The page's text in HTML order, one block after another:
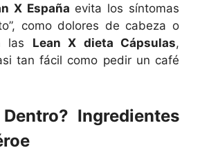
X España evita los síntomas
como dolores de cabeza o
las Lean X dieta Cápsulas,
tan fácil como pedir un café
Ingredientes